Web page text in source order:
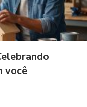
você